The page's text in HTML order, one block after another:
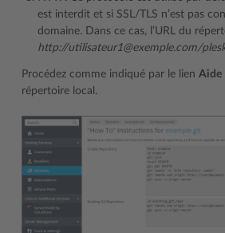
est interdit et si SSL/TLS n’est pas
domaine. Dans ce cas, l’URL du
http://utilisateur1@exemple.com/
Procédez comme indiqué par le lien Aide
répertoire local.